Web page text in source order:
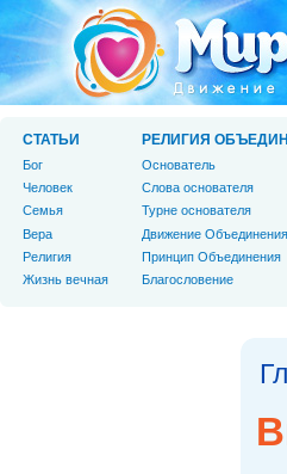
СТАТЬИ
Бог
Человек
Cемья
Вера
Религия
Жизнь вечная
РЕЛИГИЯ
Основатель
Слова основателя
Турне основателя
Движение Объединения
Принцип Объединения
Благословение